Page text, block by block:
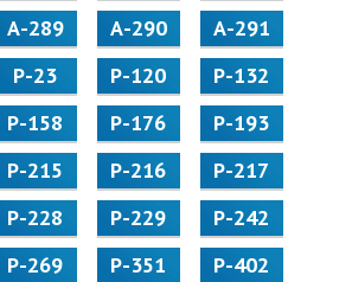
А-289 А-290
А-291
Р-23 Р-120
Р-132
Р-158 Р-176
Р-193
Р-215 Р-216
Р-217
Р-228 Р-229
Р-242
Р-269 Р-351
Р-402